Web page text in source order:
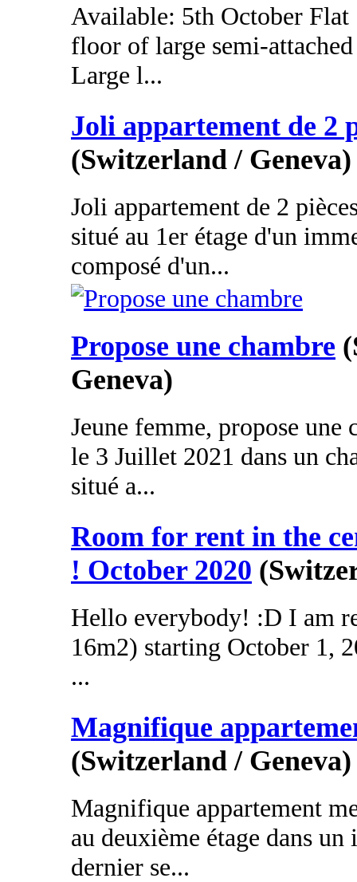
Available: 5th October
floor of large semi-
Large l...
Joli appartement de 2
(Switzerland / Geneva)
Joli appartement de 2
situé au 1er étage d'un
composé d'un...
Propose une chambre
Geneva)
Jeune femme, propose une
le 3 Juillet 2021 dans un
situé a...
Room for rent in the
! October 2020
Hello everybody! :D I am
16m2) starting October 1,
...
Magnifique
(Switzerland / Geneva)
Magnifique appartement
au deuxième étage dans
dernier se...